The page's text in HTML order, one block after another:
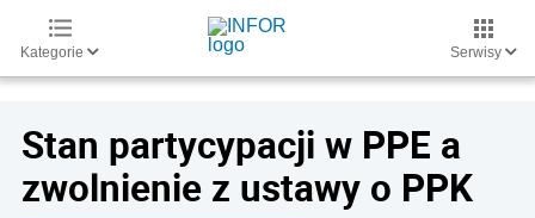
Kategorie Serwisy
Stan partycypacji w PPE a
zwolnienie z ustawy o PPK